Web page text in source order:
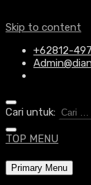
Skip to content
+62812-
Cari untuk:
TOP MENU
Primary Menu